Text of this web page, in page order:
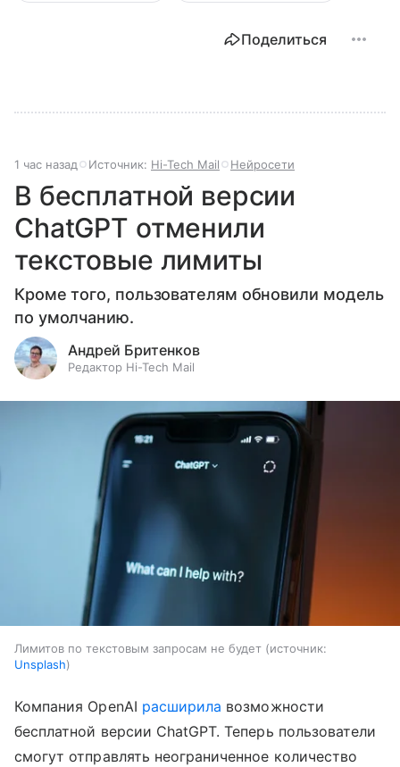
Поделиться
1 час назад Источник: Hi-Tech Mail Нейросети
В бесплатной версии
ChatGPT отменили
текстовые лимиты
Кроме того, пользователям обновили модель
по умолчанию.
Андрей Бритенков
Редактор Hi-Tech Mail
Лимитов по текстовым запросам не будет
источник:
Unsplash
Компания OpenAI расширила возможности
бесплатной версии ChatGPT. Теперь пользователи
смогут отправлять неограниченное количество